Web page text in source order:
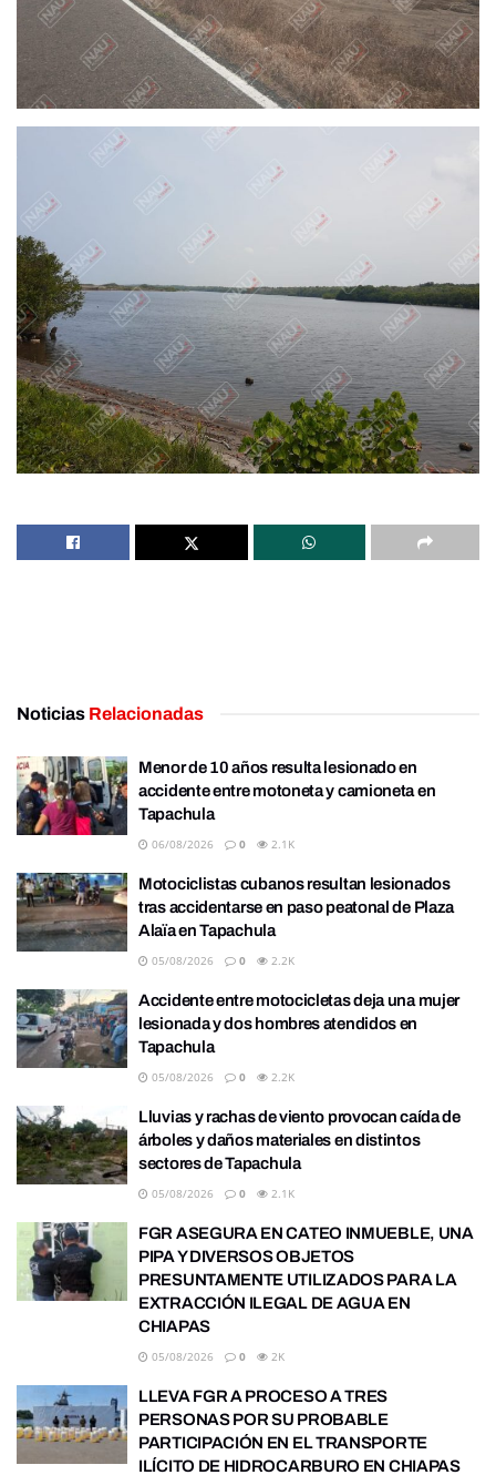
Noticias Relacionadas
Menor de 10 años resulta lesionado en
accidente entre motoneta y camioneta en
Tapachula
06/08/2026 0 2.1K
Motociclistas cubanos resultan lesionados
tras accidentarse en paso peatonal de Plaza
Alaïa en Tapachula
05/08/2026 0 2.2K
Accidente entre motocicletas deja una mujer
lesionada y dos hombres atendidos en
Tapachula
05/08/2026 0 2.2K
Lluvias y rachas de viento provocan caída de
árboles y daños materiales en distintos
sectores de Tapachula
05/08/2026 0 2.1K
FGR ASEGURA EN CATEO INMUEBLE, UNA
PIPA Y DIVERSOS OBJETOS
PRESUNTAMENTE UTILIZADOS PARA LA
EXTRACCIÓN ILEGAL DE AGUA EN
CHIAPAS
05/08/2026 0 2K
LLEVA FGR A PROCESO A TRES
PERSONAS POR SU PROBABLE
PARTICIPACIÓN EN EL TRANSPORTE
ILÍCITO DE HIDROCARBURO EN CHIAPAS